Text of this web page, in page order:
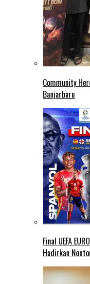
Community
Banjarbaru
Final UEFA
Hadirkan